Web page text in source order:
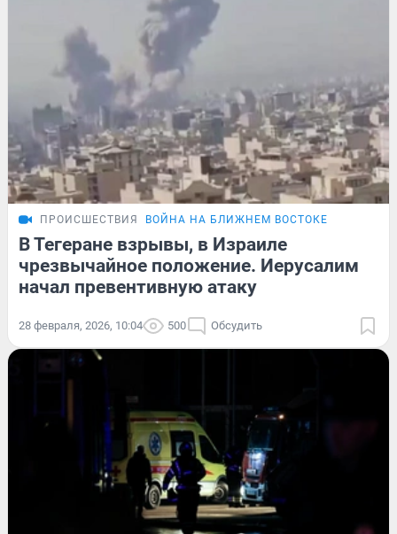
ПРОИСШЕСТВИЯ ВОЙНА НА БЛИЖНЕМ ВОСТОКЕ
В Тегеране взрывы, в Израиле
чрезвычайное положение. Иерусалим
начал превентивную атаку
28 февраля, 2026, 10:04 500 Обсудить